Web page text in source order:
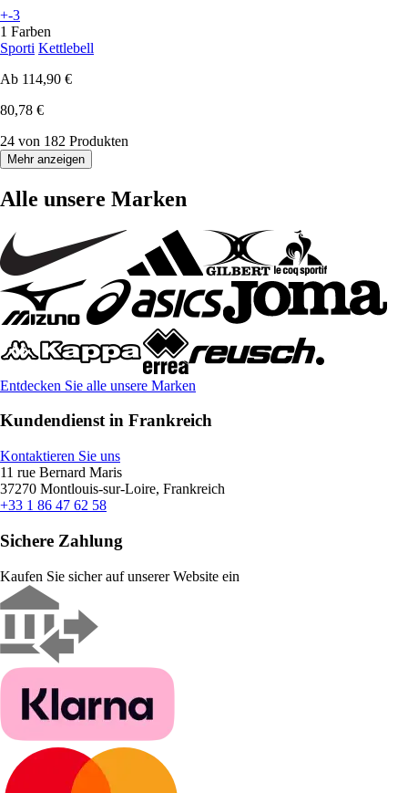
+-3
1 Farben
Sporti Kettlebell
Ab 114,90 €
80,78 €
24 von 182 Produkten
Mehr anzeigen
Alle unsere Marken
Entdecken Sie alle unsere Marken
Kundendienst in Frankreich
Kontaktieren Sie uns
11 rue Bernard Maris
37270 Montlouis-sur-Loire, Frankreich
+33 1 86 47 62 58
Sichere Zahlung
Kaufen Sie sicher auf unserer Website ein